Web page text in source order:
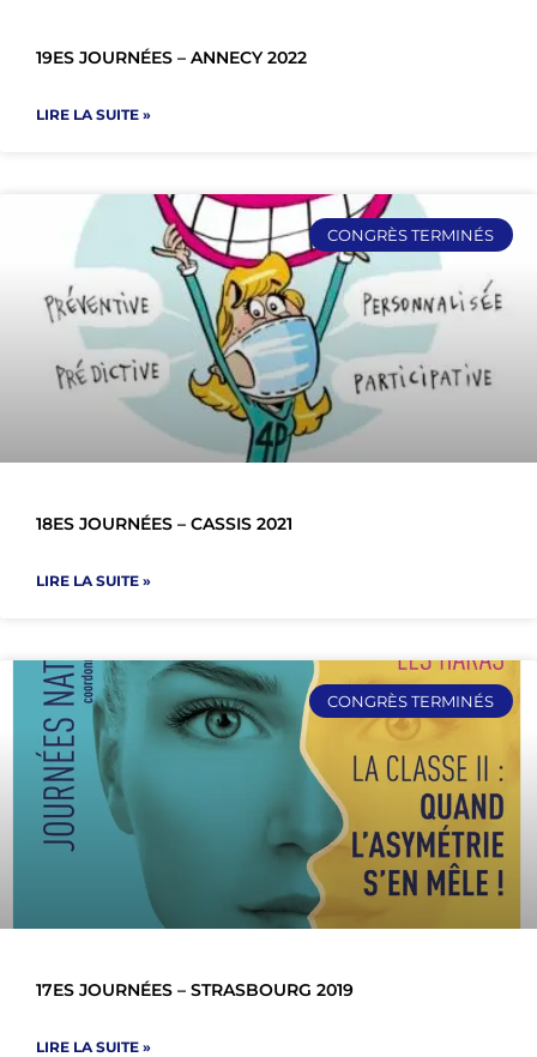
19ES JOURNÉES – ANNECY 2022
LIRE LA SUITE »
CONGRÈS TERMINÉS
18ES JOURNÉES – CASSIS 2021
LIRE LA SUITE »
CONGRÈS TERMINÉS
17ES JOURNÉES – STRASBOURG 2019
LIRE LA SUITE »